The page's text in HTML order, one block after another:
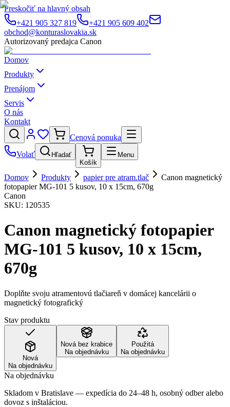
Preskočiť na hlavný obsah
+421 905 327 819
+421 905 609 402
obchod@konturaslovakia.sk
Autorizovaný predajca Canon
Domov
Produkty
Prenájom
Servis
O nás
Kontakt
Cenová ponuka
Volať
Hľadať
Košík
Menu
Domov Produkty papier pre atram.tlač
Canon magnetický
fotopapier MG-101 5 kusov, 10 x 15cm, 670g
Canon
SKU: 120535
Canon magnetický fotopapier
MG-101 5 kusov, 10 x 15cm,
670g
Doplňte svoju atramentovú tlačiareň v domácej kancelárii o
magnetický fotografický
Stav produktu
Nová
Na objednávku
Nová bez krabice
Na objednávku
Použitá
Na objednávku
Na objednávku
Skladom v Bratislave — expedícia do 24–48 h, osobný odber alebo
dovoz s inštaláciou.